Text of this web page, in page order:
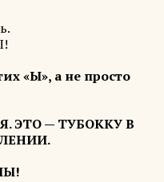
«Ы», а не просто
ЭТО — ТУБОККУ В